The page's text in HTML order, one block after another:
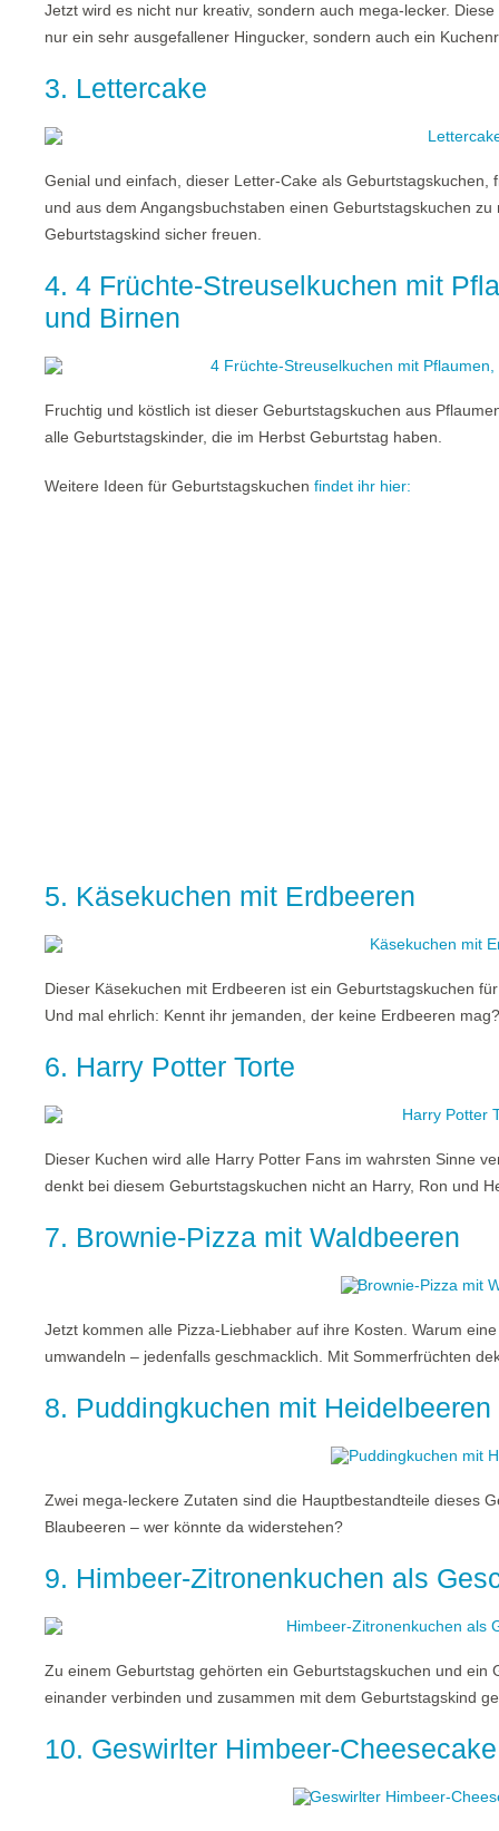
Jetzt wird es nicht nur kreativ, sondern auch mega-lecker.
nur ein sehr ausgefallener Hingucker, sondern auch ein
3. Lettercake
Genial und einfach, dieser Letter-Cake als
und aus dem Angangsbuchstaben einen Geburtstagskuchen
Geburtstagskind sicher freuen.
4. 4 Früchte-Streuselkuchen mit
und Birnen
Fruchtig und köstlich ist dieser Geburtstagskuchen aus
alle Geburtstagskinder, die im Herbst Geburtstag haben.
Weitere Ideen für Geburtstagskuchen findet ihr hier:
5. Käsekuchen mit Erdbeeren
Dieser Käsekuchen mit Erdbeeren ist ein Geburtstagskuchen
Und mal ehrlich: Kennt ihr jemanden, der keine Erdbeeren mag?
6. Harry Potter Torte
Dieser Kuchen wird alle Harry Potter Fans im wahrsten Sinne
denkt bei diesem Geburtstagskuchen nicht an Harry, Ron und
7. Brownie-Pizza mit Waldbeeren
Jetzt kommen alle Pizza-Liebhaber auf ihre Kosten. Warum
umwandeln – jedenfalls geschmacklich. Mit Sommerfrüchten
8. Puddingkuchen mit Heidelbeeren
Zwei mega-leckere Zutaten sind die Hauptbestandteile dieses
Blaubeeren – wer könnte da widerstehen?
9. Himbeer-Zitronenkuchen als
Zu einem Geburtstag gehörten ein Geburtstagskuchen und ein
einander verbinden und zusammen mit dem Geburtstagskind
10. Geswirlter Himbeer-